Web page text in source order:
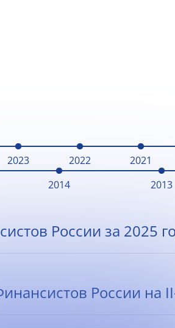
2023 2022 2021
2014 2013
России за 2025
России на